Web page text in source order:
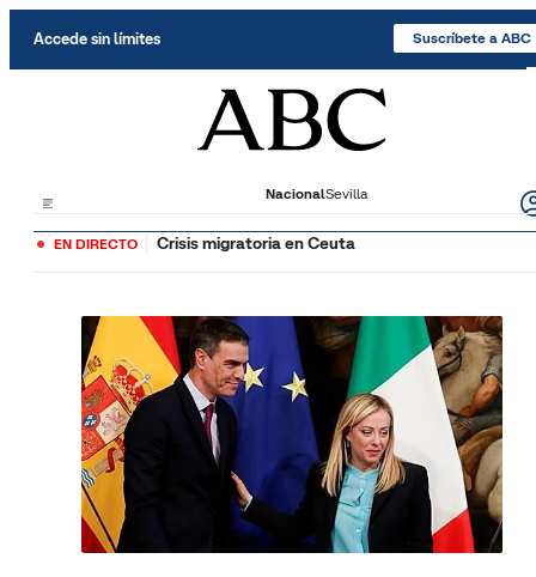
Accede sin límites Suscríbete a ABC
NacionalSevilla
EN DIRECTO Crisis migratoria en Ceuta